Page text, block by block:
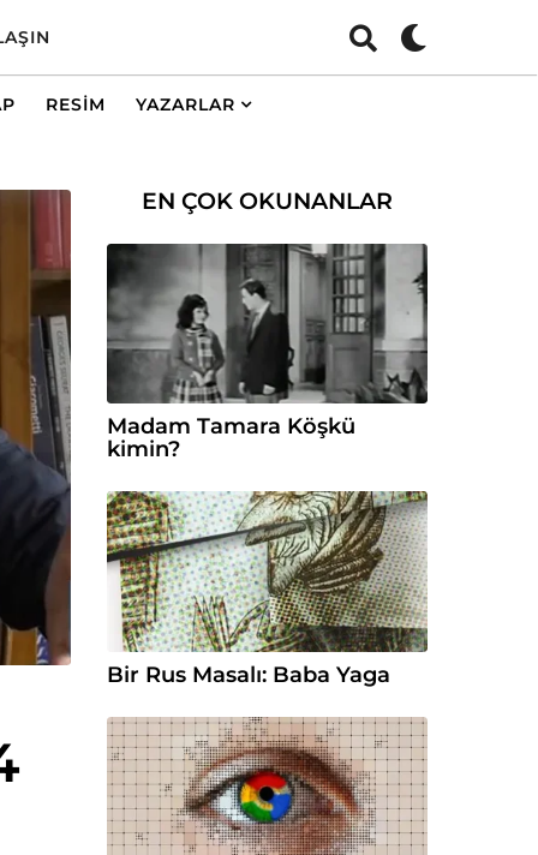
RESIM YAZARLAR
EN ÇOK OKUNANLAR
Madam Tamara Köşkü
kimin?
Bir Rus Masalı: Baba Yaga